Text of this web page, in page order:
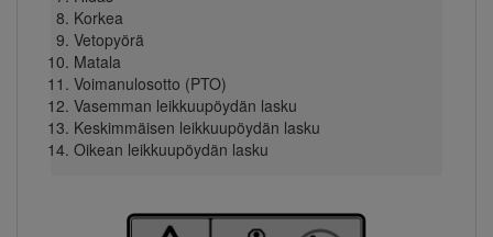
Korkea
Vetopyörä
Matala
Voimanulosotto (PTO)
Vasemman leikkuupöydän lasku
Keskimmäisen leikkuupöydän lasku
Oikean leikkuupöydän lasku